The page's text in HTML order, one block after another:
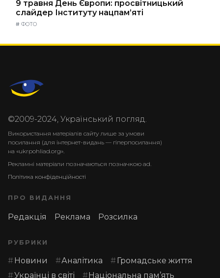
9 травня День Європи: просвітницький
слайдер Інституту нацпам’яті
# ФОТО
©2009-2024, Український погляд.
Використання матеріалів сайту лише за умови
посилання (для інтернет-видань — гіперпосилання)
на «ukrpohliad.org».
Рекламні матеріали позначаються позначкою ad.
Політика конфіденційності
ПРО ВИДАННЯ
Редакція Реклама Розсилка
РУБРИКИ
Новини Аналітика
Громадське життя
Українці в світі
Національна пам’ять